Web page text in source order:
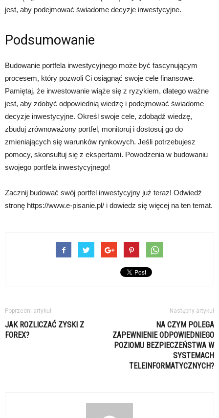
jest, aby podejmować świadome decyzje inwestycyjne.
Podsumowanie
Budowanie portfela inwestycyjnego może być fascynującym
procesem, który pozwoli Ci osiągnąć swoje cele finansowe.
Pamiętaj, że inwestowanie wiąże się z ryzykiem, dlatego ważne
jest, aby zdobyć odpowiednią wiedzę i podejmować świadome
decyzje inwestycyjne. Określ swoje cele, zdobądź wiedzę,
zbuduj zrównoważony portfel, monitoruj i dostosuj go do
zmieniających się warunków rynkowych. Jeśli potrzebujesz
pomocy, skonsultuj się z ekspertami. Powodzenia w budowaniu
swojego portfela inwestycyjnego!
Zacznij budować swój portfel inwestycyjny już teraz! Odwiedź
stronę https://www.e-pisanie.pl/ i dowiedz się więcej na ten temat.
Poprzedni artykuł
JAK ROZLICZAĆ ZYSKI Z
FOREX?
Następny artykuł
NA CZYM POLEGA
ZAPEWNIENIE ODPOWIEDNIEGO
POZIOMU BEZPIECZEŃSTWA W
SYSTEMACH
TELEINFORMATYCZNYCH?